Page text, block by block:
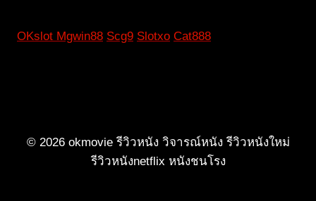
OKslot Mgwin88 Scg9 Slotxo Cat888
© 2026 okmovie รีวิวหนัง วิจารณ์หนัง รีวิวหนังใหม่
รีวิวหนังnetflix หนังชนโรง